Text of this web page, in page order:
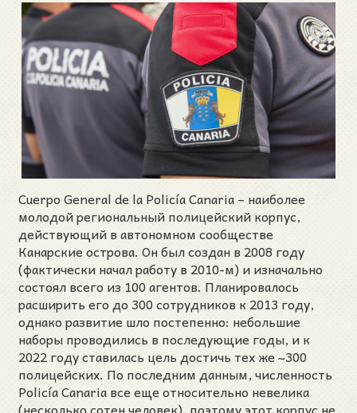
Cuerpo General de la Policía Canaria – наиболее
молодой региональный полицейский корпус,
действующий в автономном сообществе
Канарские острова. Он был создан в 2008 году
(фактически начал работу в 2010-м) и изначально
состоял всего из 100 агентов. Планировалось
расширить его до 300 сотрудников к 2013 году,
однако развитие шло постепенно: небольшие
наборы проводились в последующие годы, и к
2022 году ставилась цель достичь тех же ~300
полицейских. По последним данным, численность
Policía Canaria все еще относительно невелика